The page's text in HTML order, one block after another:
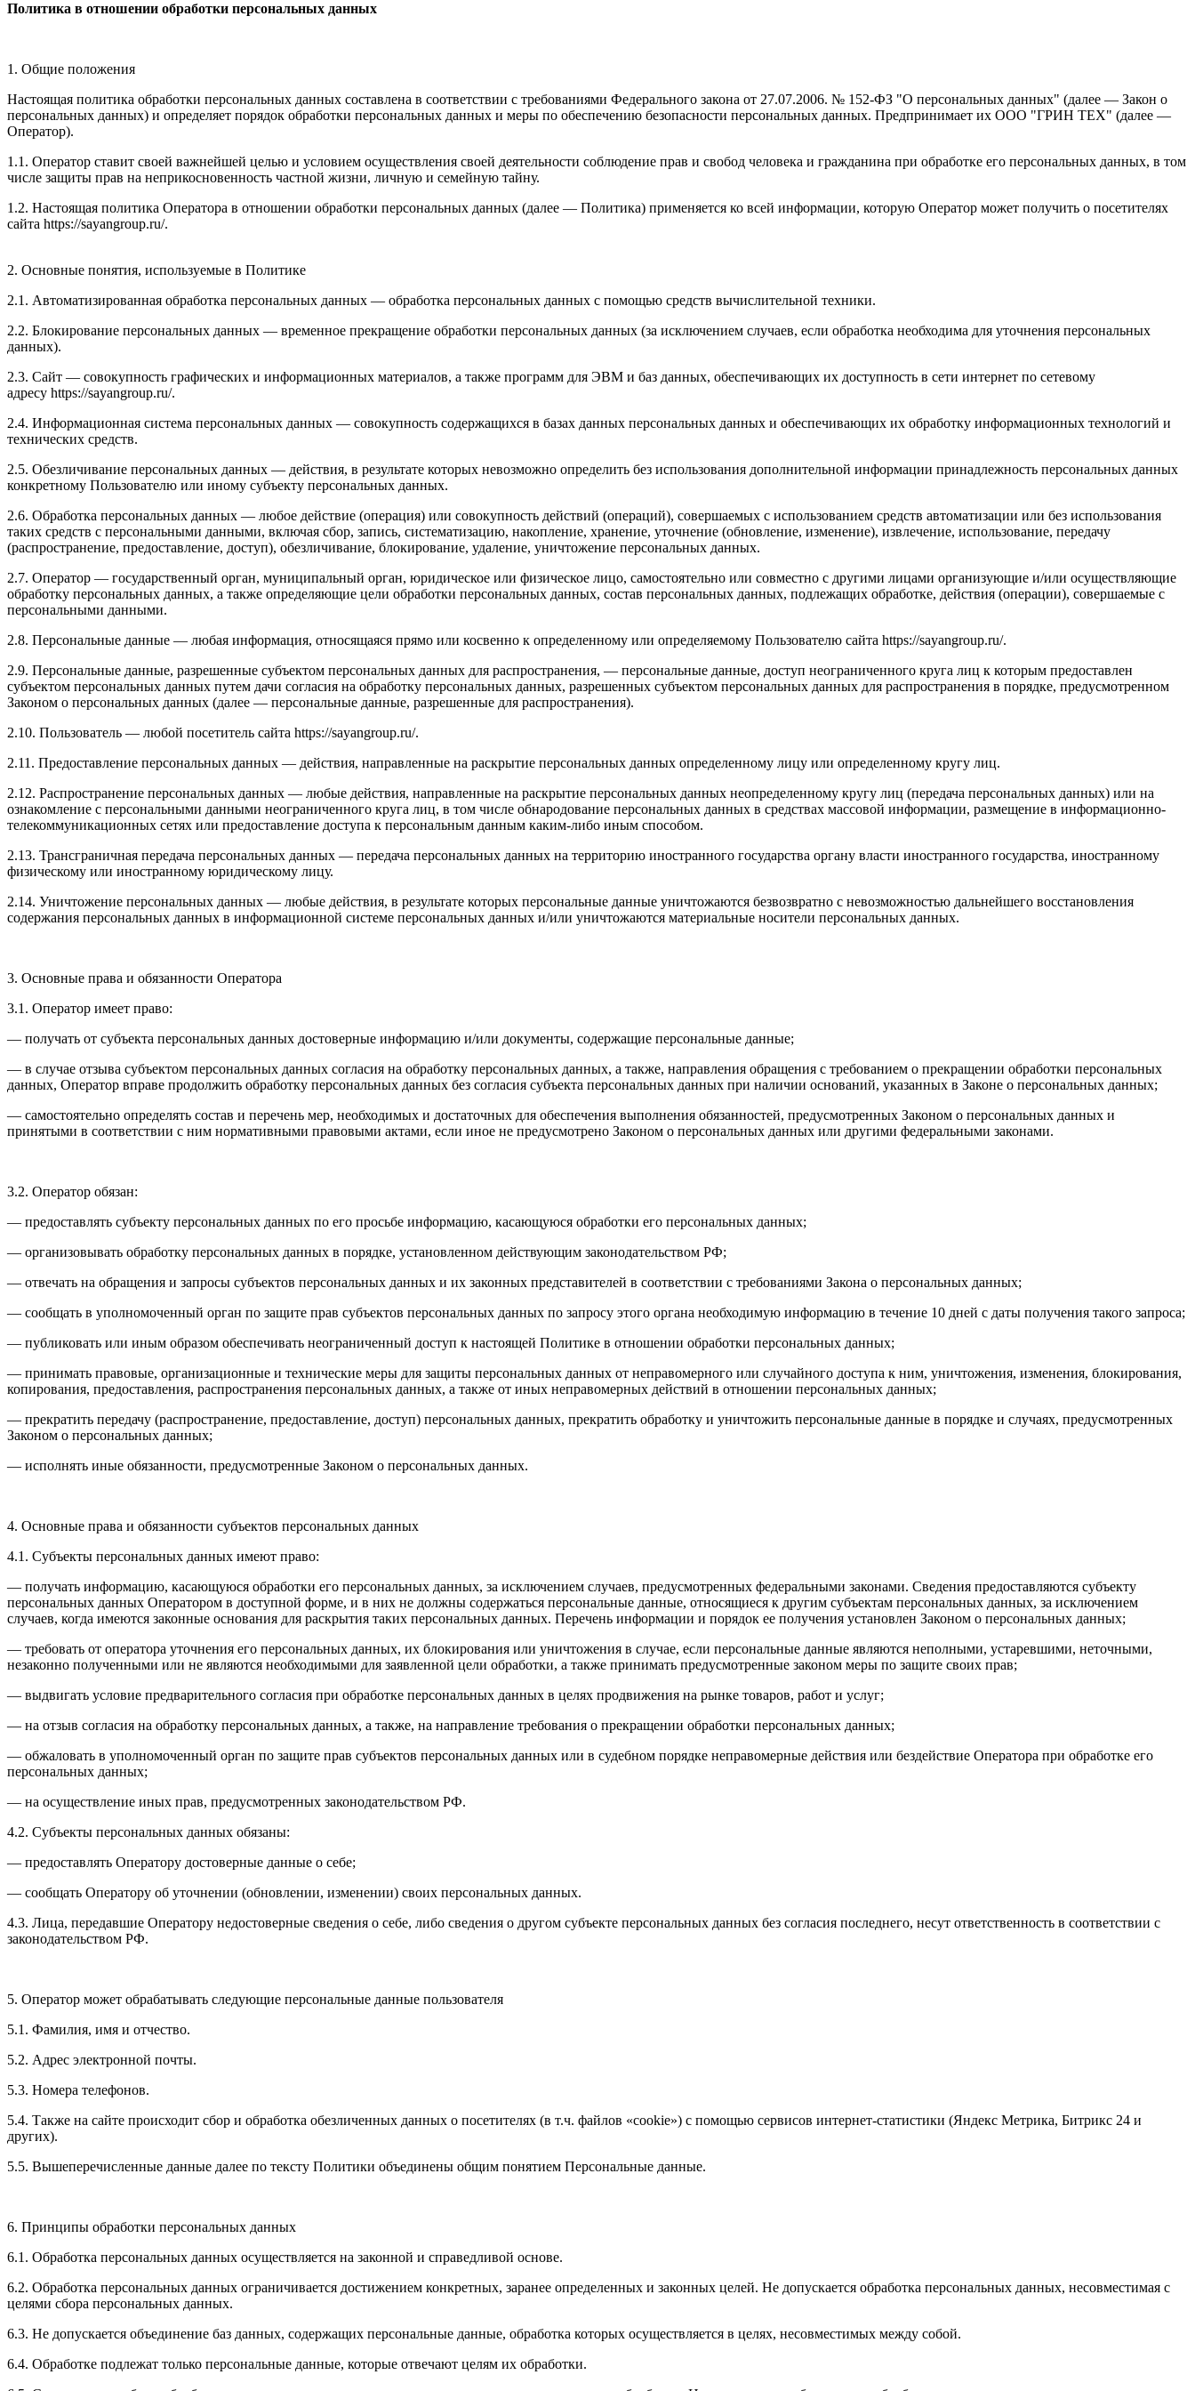
Политика в отношении обработки персональных данных
1. Общие положения
Настоящая политика обработки персональных данных составлена в соответствии с требованиями Федерального закона от 27.07.2006. № 152-ФЗ "О персональных данных" (далее — Закон о
персональных данных) и определяет порядок обработки персональных данных и меры по обеспечению безопасности персональных данных. Предпринимает их ООО "ГРИН ТЕХ" (далее —
Оператор).
1.1. Оператор ставит своей важнейшей целью и условием осуществления своей деятельности соблюдение прав и свобод человека и гражданина при обработке его персональных данных, в том
числе защиты прав на неприкосновенность частной жизни, личную и семейную тайну.
1.2. Настоящая политика Оператора в отношении обработки персональных данных (далее — Политика) применяется ко всей информации, которую Оператор может получить о посетителях
сайта https://sayangroup.ru/.
2. Основные понятия, используемые в Политике
2.1. Автоматизированная обработка персональных данных — обработка персональных данных с помощью средств вычислительной техники.
2.2. Блокирование персональных данных — временное прекращение обработки персональных данных (за исключением случаев, если обработка необходима для уточнения персональных
данных).
2.3. Сайт — совокупность графических и информационных материалов, а также программ для ЭВМ и баз данных, обеспечивающих их доступность в сети интернет по сетевому
адресу https://sayangroup.ru/.
2.4. Информационная система персональных данных — совокупность содержащихся в базах данных персональных данных и обеспечивающих их обработку информационных технологий и
технических средств.
2.5. Обезличивание персональных данных — действия, в результате которых невозможно определить без использования дополнительной информации принадлежность персональных данных
конкретному Пользователю или иному субъекту персональных данных.
2.6. Обработка персональных данных — любое действие (операция) или совокупность действий (операций), совершаемых с использованием средств автоматизации или без использования
таких средств с персональными данными, включая сбор, запись, систематизацию, накопление, хранение, уточнение (обновление, изменение), извлечение, использование, передачу
(распространение, предоставление, доступ), обезличивание, блокирование, удаление, уничтожение персональных данных.
2.7. Оператор — государственный орган, муниципальный орган, юридическое или физическое лицо, самостоятельно или совместно с другими лицами организующие и/или осуществляющие
обработку персональных данных, а также определяющие цели обработки персональных данных, состав персональных данных, подлежащих обработке, действия (операции), совершаемые с
персональными данными.
2.8. Персональные данные — любая информация, относящаяся прямо или косвенно к определенному или определяемому Пользователю сайта https://sayangroup.ru/.
2.9. Персональные данные, разрешенные субъектом персональных данных для распространения, — персональные данные, доступ неограниченного круга лиц к которым предоставлен
субъектом персональных данных путем дачи согласия на обработку персональных данных, разрешенных субъектом персональных данных для распространения в порядке, предусмотренном
Законом о персональных данных (далее — персональные данные, разрешенные для распространения).
2.10. Пользователь — любой посетитель сайта https://sayangroup.ru/.
2.11. Предоставление персональных данных — действия, направленные на раскрытие персональных данных определенному лицу или определенному кругу лиц.
2.12. Распространение персональных данных — любые действия, направленные на раскрытие персональных данных неопределенному кругу лиц (передача персональных данных) или на
ознакомление с персональными данными неограниченного круга лиц, в том числе обнародование персональных данных в средствах массовой информации, размещение в информационно-
телекоммуникационных сетях или предоставление доступа к персональным данным каким-либо иным способом.
2.13. Трансграничная передача персональных данных — передача персональных данных на территорию иностранного государства органу власти иностранного государства, иностранному
физическому или иностранному юридическому лицу.
2.14. Уничтожение персональных данных — любые действия, в результате которых персональные данные уничтожаются безвозвратно с невозможностью дальнейшего восстановления
содержания персональных данных в информационной системе персональных данных и/или уничтожаются материальные носители персональных данных.
3. Основные права и обязанности Оператора
3.1. Оператор имеет право:
— получать от субъекта персональных данных достоверные информацию и/или документы, содержащие персональные данные;
— в случае отзыва субъектом персональных данных согласия на обработку персональных данных, а также, направления обращения с требованием о прекращении обработки персональных
данных, Оператор вправе продолжить обработку персональных данных без согласия субъекта персональных данных при наличии оснований, указанных в Законе о персональных данных;
— самостоятельно определять состав и перечень мер, необходимых и достаточных для обеспечения выполнения обязанностей, предусмотренных Законом о персональных данных и
принятыми в соответствии с ним нормативными правовыми актами, если иное не предусмотрено Законом о персональных данных или другими федеральными законами.
3.2. Оператор обязан:
— предоставлять субъекту персональных данных по его просьбе информацию, касающуюся обработки его персональных данных;
— организовывать обработку персональных данных в порядке, установленном действующим законодательством РФ;
— отвечать на обращения и запросы субъектов персональных данных и их законных представителей в соответствии с требованиями Закона о персональных данных;
— сообщать в уполномоченный орган по защите прав субъектов персональных данных по запросу этого органа необходимую информацию в течение 10 дней с даты получения такого запроса;
— публиковать или иным образом обеспечивать неограниченный доступ к настоящей Политике в отношении обработки персональных данных;
— принимать правовые, организационные и технические меры для защиты персональных данных от неправомерного или случайного доступа к ним, уничтожения, изменения, блокирования,
копирования, предоставления, распространения персональных данных, а также от иных неправомерных действий в отношении персональных данных;
— прекратить передачу (распространение, предоставление, доступ) персональных данных, прекратить обработку и уничтожить персональные данные в порядке и случаях, предусмотренных
Законом о персональных данных;
— исполнять иные обязанности, предусмотренные Законом о персональных данных.
4. Основные права и обязанности субъектов персональных данных
4.1. Субъекты персональных данных имеют право:
— получать информацию, касающуюся обработки его персональных данных, за исключением случаев, предусмотренных федеральными законами. Сведения предоставляются субъекту
персональных данных Оператором в доступной форме, и в них не должны содержаться персональные данные, относящиеся к другим субъектам персональных данных, за исключением
случаев, когда имеются законные основания для раскрытия таких персональных данных. Перечень информации и порядок ее получения установлен Законом о персональных данных;
— требовать от оператора уточнения его персональных данных, их блокирования или уничтожения в случае, если персональные данные являются неполными, устаревшими, неточными,
незаконно полученными или не являются необходимыми для заявленной цели обработки, а также принимать предусмотренные законом меры по защите своих прав;
— выдвигать условие предварительного согласия при обработке персональных данных в целях продвижения на рынке товаров, работ и услуг;
— на отзыв согласия на обработку персональных данных, а также, на направление требования о прекращении обработки персональных данных;
— обжаловать в уполномоченный орган по защите прав субъектов персональных данных или в судебном порядке неправомерные действия или бездействие Оператора при обработке его
персональных данных;
— на осуществление иных прав, предусмотренных законодательством РФ.
4.2. Субъекты персональных данных обязаны:
— предоставлять Оператору достоверные данные о себе;
— сообщать Оператору об уточнении (обновлении, изменении) своих персональных данных.
4.3. Лица, передавшие Оператору недостоверные сведения о себе, либо сведения о другом субъекте персональных данных без согласия последнего, несут ответственность в соответствии с
законодательством РФ.
5. Оператор может обрабатывать следующие персональные данные пользователя
5.1. Фамилия, имя и отчество.
5.2. Адрес электронной почты.
5.3. Номера телефонов.
5.4. Также на сайте происходит сбор и обработка обезличенных данных о посетителях (в т.ч. файлов «cookie») с помощью сервисов интернет-статистики (Яндекс Метрика, Битрикс 24 и
других).
5.5. Вышеперечисленные данные далее по тексту Политики объединены общим понятием Персональные данные.
6. Принципы обработки персональных данных
6.1. Обработка персональных данных осуществляется на законной и справедливой основе.
6.2. Обработка персональных данных ограничивается достижением конкретных, заранее определенных и законных целей. Не допускается обработка персональных данных, несовместимая с
целями сбора персональных данных.
6.3. Не допускается объединение баз данных, содержащих персональные данные, обработка которых осуществляется в целях, несовместимых между собой.
6.4. Обработке подлежат только персональные данные, которые отвечают целям их обработки.